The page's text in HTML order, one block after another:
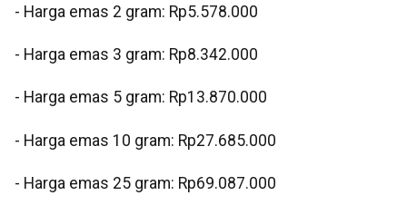
- ⁠Harga emas 2 gram: Rp5.578.000
- Harga emas 3 gram: Rp8.342.000
- ⁠Harga emas 5 gram: Rp13.870.000
⁠- Harga emas 10 gram: Rp27.685.000
- Harga emas 25 gram: Rp69.087.000